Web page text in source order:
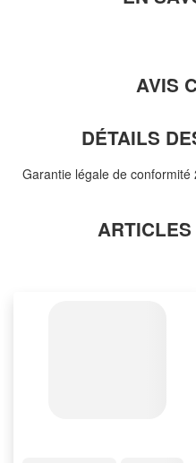
AVIS
DÉTAILS
Garantie légale de conformité